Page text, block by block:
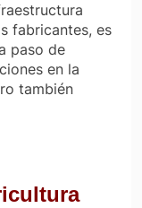
fabricantes, es
paso de
en la
también